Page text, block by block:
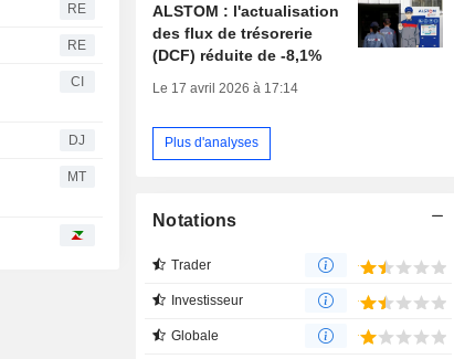
RE
RE
CI
DJ
MT
ALSTOM : l'actualisation
des flux de trésorerie
(DCF) réduite de -8,1%
Le 17 avril 2026 à 17:14
Plus d'analyses
Notations
Trader
Investisseur
Globale